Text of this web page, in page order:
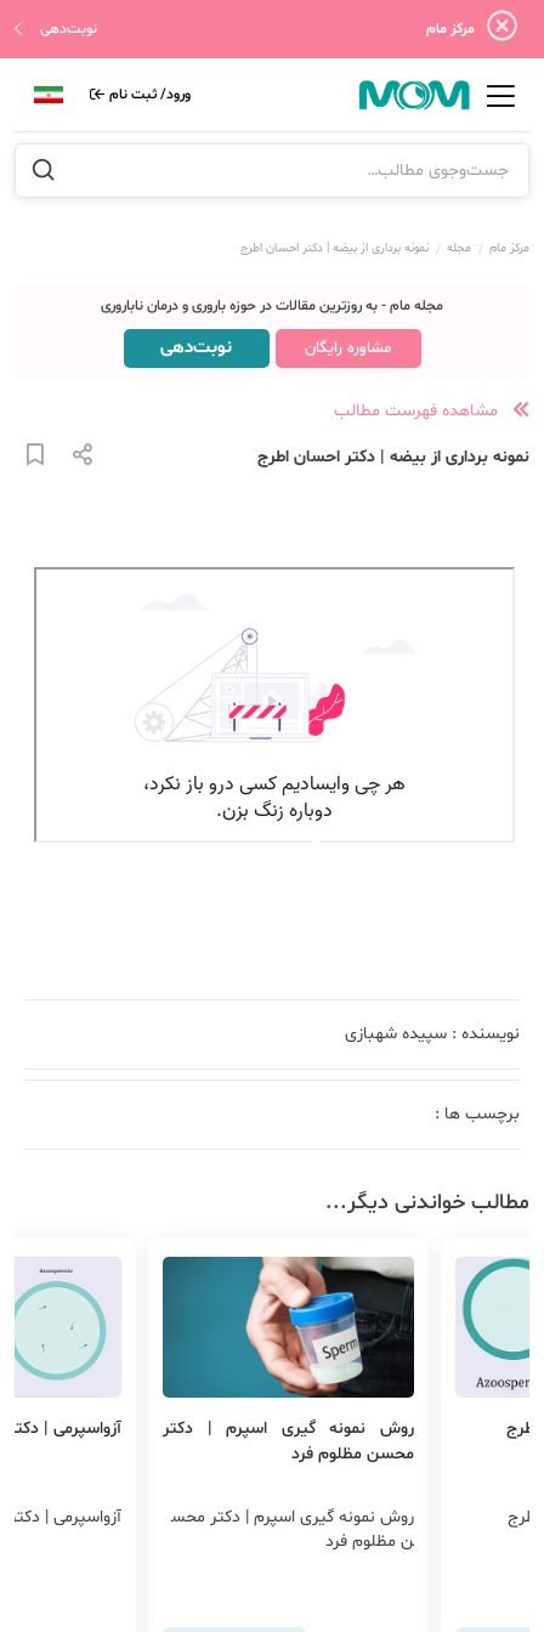
مرکز مام نوبت‌دهی
ورود/ ثبت نام
مرکز مام مجله نمونه برداری از بیضه | دکتر احسان اطرج
مجله مام - به روزترین مقالات در حوزه باروری و درمان ناباروری
مشاوره رایگان نوبت‌دهی
مشاهده فهرست مطالب
نمونه برداری از بیضه | دکتر احسان اطرج
نویسنده : سپیده شهبازی
برچسب ها :
مطالب خواندنی دیگر...
اطرج
روش نمونه گیری اسپرم | دکتر
محسن مظلوم فرد
روش نمونه گیری اسپرم | دکتر محس
ن مظلوم فرد
آزواسپرمی |
آزواسپرمی |